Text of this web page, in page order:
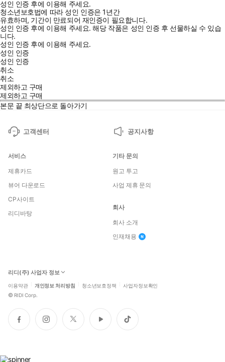
성인 인증 후에 이용해 주세요.
청소년보호법에 따라 성인 인증은 1년간
유효하며, 기간이 만료되어 재인증이 필요합니다.
성인 인증 후에 이용해 주세요.해당 작품은 성인 인증 후 선물하실 수 있습
니다.
성인 인증 후에 이용해 주세요.
성인 인증
성인 인증
취소
취소
제외하고 구매
제외하고 구매
본문 끝 최상단으로 돌아가기
고객센터 공지사항
서비스
제휴카드
뷰어 다운로드
CP사이트
리디바탕
기타 문의
원고 투고
사업 제휴 문의
회사
회사 소개
인재채용
리디(주) 사업자 정보
이용약관 개인정보 처리방침 청소년보호정책 사업자정보확인
© RIDI Corp.
페
이
인
스
트
위
유
튜
틱
톡